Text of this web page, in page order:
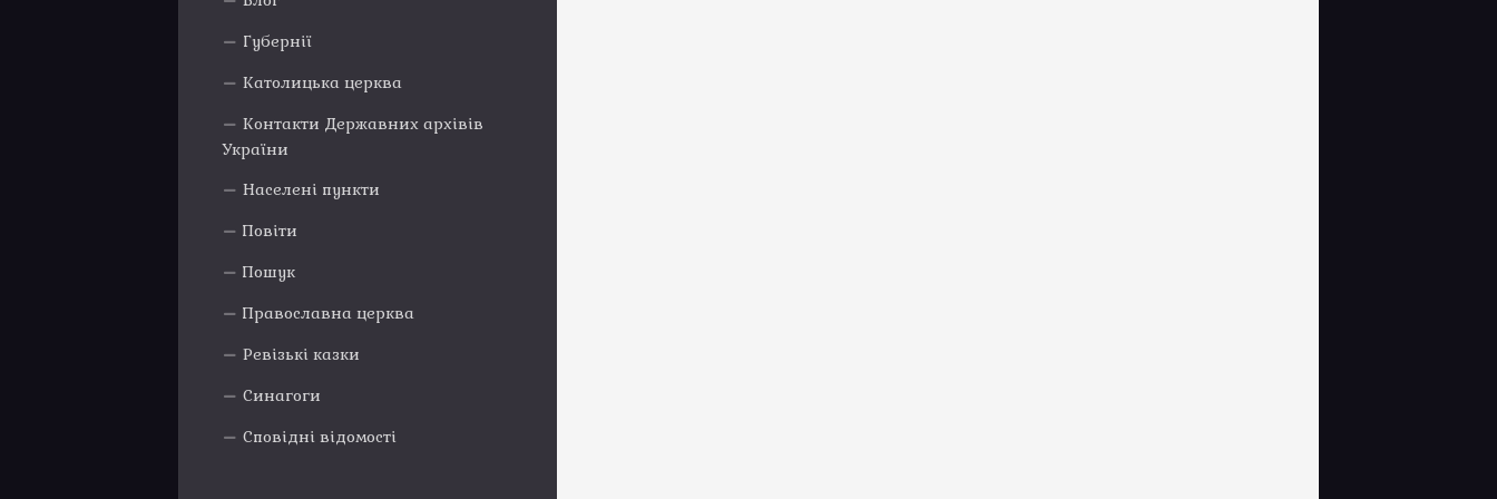
Губернії
Католицька церква
Контакти Державних архівів
України
Населені пункти
Повіти
Пошук
Православна церква
Ревізькі казки
Синагоги
Сповідні відомості